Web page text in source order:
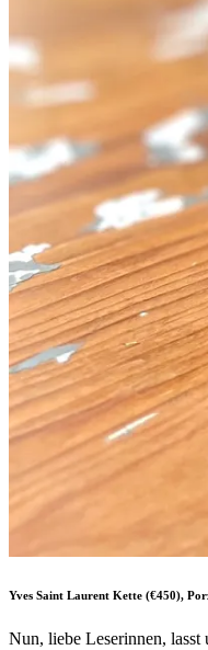
Yves Saint Laurent Kette (€450),
Nun, liebe Leserinnen, lasst